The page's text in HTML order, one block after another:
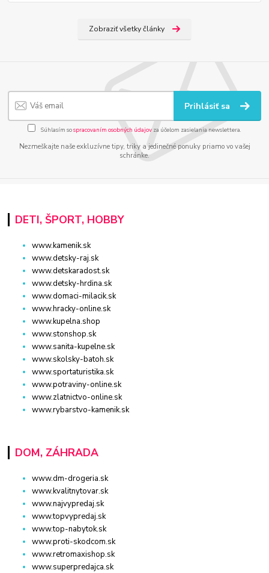
Zobraziť všetky články
Prihlásiť sa
Súhlasím sospracovaním osobných údajov za účelom zasielania newslettera.
Nezmeškajte naše exkluzívne tipy, triky a jedinečné ponuky priamo vo vašej
schránke.
DETI, ŠPORT, HOBBY
www.kamenik.sk
www.detsky-raj.sk
www.detskaradost.sk
www.detsky-hrdina.sk
www.domaci-milacik.sk
www.hracky-online.sk
www.kupelna.shop
www.stonshop.sk
www.sanita-kupelne.sk
www.skolsky-batoh.sk
www.sportaturistika.sk
www.potraviny-online.sk
www.zlatnictvo-online.sk
www.rybarstvo-kamenik.sk
DOM, ZÁHRADA
www.dm-drogeria.sk
www.kvalitnytovar.sk
www.najvypredaj.sk
www.topvypredaj.sk
www.top-nabytok.sk
www.proti-skodcom.sk
www.retromaxishop.sk
www.superpredajca.sk